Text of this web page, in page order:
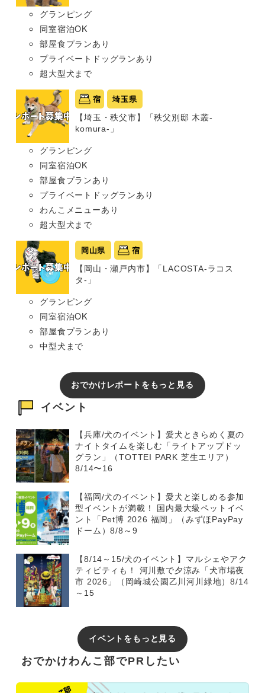
グランピング
同室宿泊OK
部屋食プランあり
プライベートドッグランあり
超大型犬まで
宿 埼玉県
【埼玉・秩父市】「秩父別邸 木叢-
komura-」
グランピング
同室宿泊OK
部屋食プランあり
プライベートドッグランあり
わんこメニューあり
超大型犬まで
岡山県 宿
【岡山・瀬戸内市】「LACOSTA-ラコス
タ-」
グランピング
同室宿泊OK
部屋食プランあり
中型犬まで
おでかけレポートをもっと見る
イベント
【兵庫/犬のイベント】愛犬ときらめく夏の
ナイトタイムを楽しむ「ライトアップドッ
グラン」（TOTTEI PARK 芝生エリア）
8/14〜16
【福岡/犬のイベント】愛犬と楽しめる参加
型イベントが満載！ 国内最大級ペットイベ
ント「Pet博 2026 福岡」（みずほPayPay
ドーム）8/8～9
【8/14～15/犬のイベント】マルシェやアク
ティビティも！ 河川敷で夕涼み「犬市場夜
市 2026」（岡崎城公園乙川河川緑地）8/14
～15
イベントをもっと見る
おでかけわんこ部でPRしたい